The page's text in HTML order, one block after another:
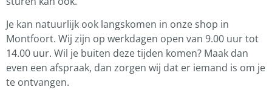
Je kan natuurlijk ook langskomen in onze shop in
Montfoort. Wij zijn op werkdagen open van 9.00 uur tot
14.00 uur. Wil je buiten deze tijden komen? Maak dan
even een afspraak, dan zorgen wij dat er iemand is om je
te ontvangen.